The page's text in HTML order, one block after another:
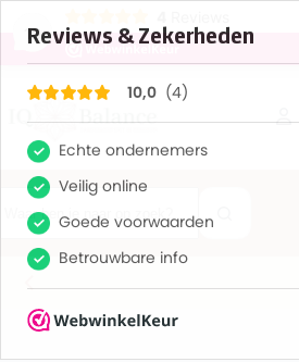
10
naar
Geen
resultaten